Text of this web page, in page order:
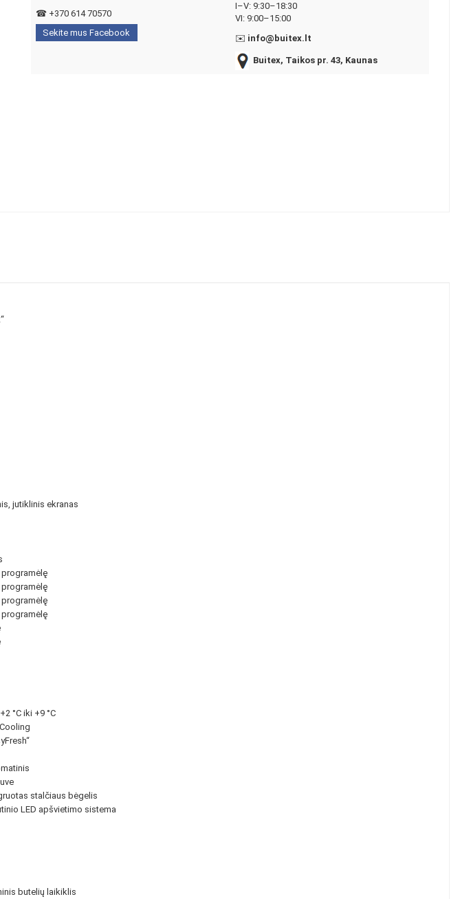
☎ +370 614 70570
Sekite mus Facebook
I–V: 9:30–18:30
VI: 9:00–15:00
✉️ info@buitex.lt
Buitex, Taikos pr. 43, Kaunas
jutiklinis ekranas
°C iki +9 °C
stalčiaus bėgelis
LED apšvietimo sistema
butelių laikiklis